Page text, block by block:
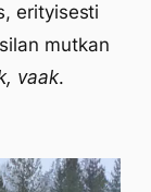
erityisesti
mutkan
vaak.